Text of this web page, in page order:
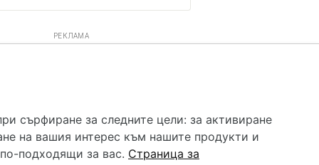
РЕКЛАМА
все че се полагат всички усилия за обновяване и
и самолечението могат да бъдат опасни за
помощ!
сърфиране за следните цели: за активиране
на вашия интерес към нашите продукти и
подходящи за вас. Страница за